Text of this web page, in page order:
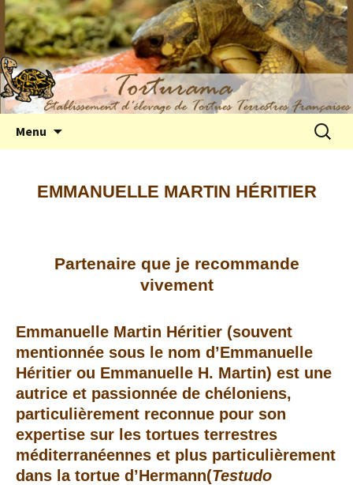
Elevage de tortues terrestres françaises
Hermann
Menu
EMMANUELLE MARTIN HÉRITIER
Partenaire que je recommande
vivement
Emmanuelle Martin Héritier (souvent
mentionnée sous le nom d’Emmanuelle
Héritier ou Emmanuelle H. Martin) est une
autrice et passionnée de chéloniens,
particulièrement reconnue pour son
expertise sur les tortues terrestres
méditerranéennes et plus particulièrement
dans la tortue d’Hermann(Testudo